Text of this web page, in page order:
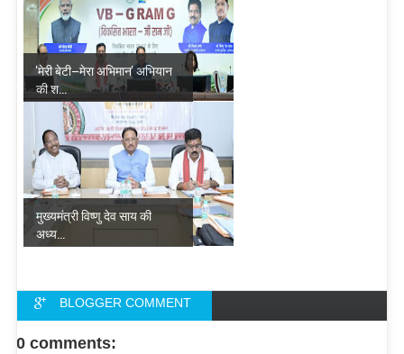
'मेरी बेटी–मेरा अभिमान' अभियान
की श...
मुख्यमंत्री विष्णु देव साय की
अध्य...
BLOGGER COMMENT
FACEBOOK COMMENT
0 comments: